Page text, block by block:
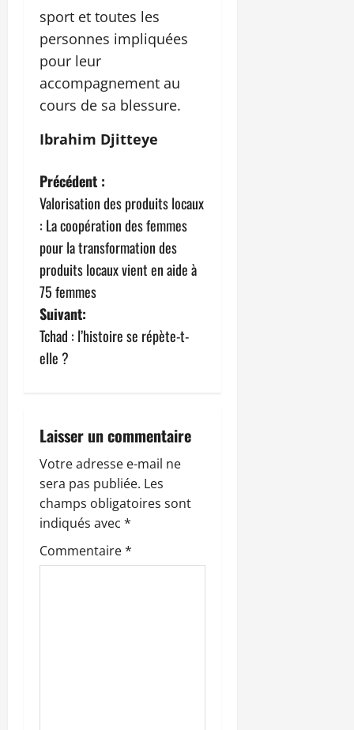
sport et toutes les
personnes impliquées
pour leur
accompagnement au
cours de sa blessure.
Ibrahim Djitteye
N
a
v
i
g
a
o
n
d
’
Précédent :
Valorisation des produits locaux
: La coopération des femmes
pour la transformation des
produits locaux vient en aide à
75 femmes
Suivant:
Tchad : l’histoire se répète-t-
elle ?
Laisser un commentaire
Votre adresse e-mail ne
sera pas publiée. Les
champs obligatoires sont
indiqués avec *
Commentaire*